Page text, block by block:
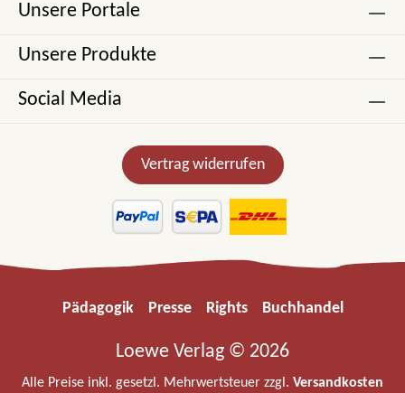
Unsere Portale
Unsere Produkte
Social Media
Vertrag widerrufen
Pädagogik Presse Rights Buchhandel
Loewe Verlag © 2026
Alle Preise inkl. gesetzl. Mehrwertsteuer zzgl. Versandkosten